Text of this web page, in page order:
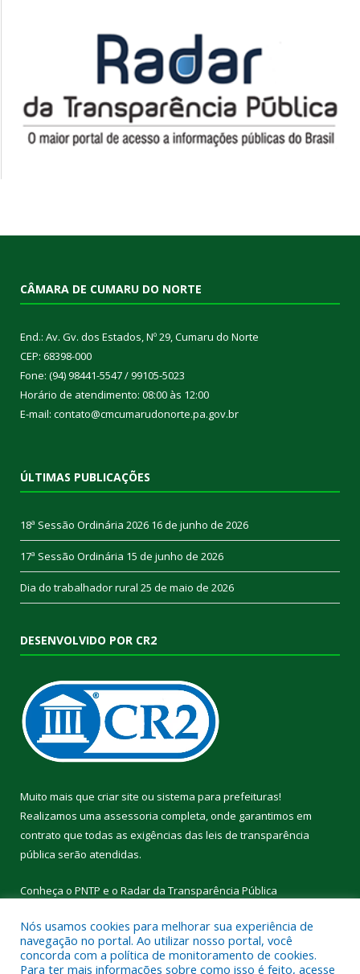
CÂMARA DE CUMARU DO NORTE
End.: Av. Gv. dos Estados, Nº 29, Cumaru do Norte
CEP: 68398-000
Fone: (94) 98441-5547 / 99105-5023
Horário de atendimento: 08:00 às 12:00
E-mail: contato@cmcumarudonorte.pa.gov.br
ÚLTIMAS PUBLICAÇÕES
18ª Sessão Ordinária 2026 16 de junho de 2026
17ª Sessão Ordinária 15 de junho de 2026
Dia do trabalhador rural 25 de maio de 2026
DESENVOLVIDO POR CR2
Muito mais que criar site ou sistema para prefeituras!
Realizamos uma assessoria completa, onde garantimos em
contrato que todas as exigências das leis de transparência
pública serão atendidas.
Conheça o PNTP e o Radar da Transparência Pública
Nós usamos cookies para melhorar sua experiência de
navegação no portal. Ao utilizar nosso portal, você
concorda com a política de monitoramento de cookies.
Para ter mais informações sobre como isso é feito, acesse